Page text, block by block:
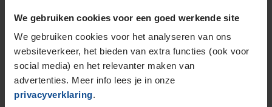
We gebruiken cookies voor een goed werkende site
We gebruiken cookies voor het analyseren van ons
websiteverkeer, het bieden van extra functies (ook voor
social media) en het relevanter maken van
advertenties. Meer info lees je in onze
privacyverklaring.
225/45R17 91H RUNFLAT
225/45R17 94H EXTRALOAD
225/45R17 94V EXTRALOAD
225/50R17 94H
225/50R17 94H RUNFLAT
225/50R17 98H EXTRALOAD